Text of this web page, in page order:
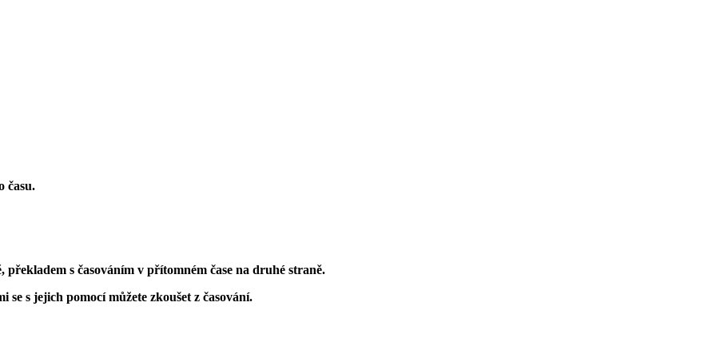
času.
překladem s časováním v přítomném čase na druhé straně.
s jejich pomocí můžete zkoušet z časování.